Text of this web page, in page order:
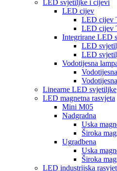
LED svjetiljke i cijevi
LED cijev
LED cijev
LED cijev
Integrirane LED
LED
LED
Vodotijesna
Linearne LED svjetiljke
LED magnetna rasvjeta
Mini M05
Nadgradna
Uska
Široka
Ugradbena
Uska
Široka
LED industrijska